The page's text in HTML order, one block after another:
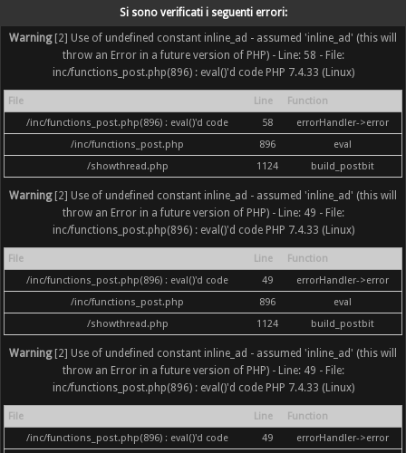
Si sono verificati i seguenti errori:
Warning[2] Use of undefined constant inline_ad - assumed 'inline_ad' (this will
throw an Error in a future version of PHP) - Line: 58 - File:
inc/functions_post.php(896) : eval()'d code PHP 7.4.33 (Linux)
File Line
Function
/inc/functions_post.php(896) : eval()'d code
58
errorHandler->error
/inc/functions_post.php
896
eval
/showthread.php
1124 build_postbit
Warning[2] Use of undefined constant inline_ad - assumed 'inline_ad' (this will
throw an Error in a future version of PHP) - Line: 49 - File:
inc/functions_post.php(896) : eval()'d code PHP 7.4.33 (Linux)
File Line
Function
/inc/functions_post.php(896) : eval()'d code
49
errorHandler->error
/inc/functions_post.php
896
eval
/showthread.php
1124 build_postbit
Warning[2] Use of undefined constant inline_ad - assumed 'inline_ad' (this will
throw an Error in a future version of PHP) - Line: 49 - File:
inc/functions_post.php(896) : eval()'d code PHP 7.4.33 (Linux)
File Line
Function
/inc/functions_post.php(896) : eval()'d code
49
errorHandler->error